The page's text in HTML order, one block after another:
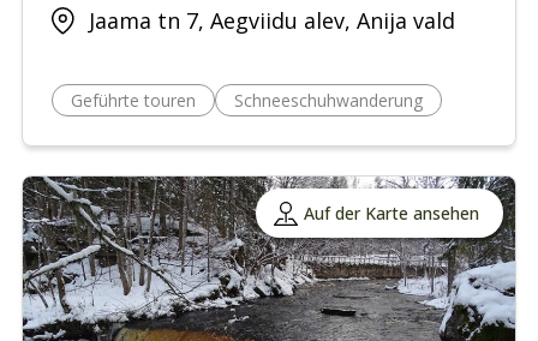
Jaama tn 7, Aegviidu alev, Anija vald
Geführte touren Schneeschuhwanderung
Auf der Karte ansehen